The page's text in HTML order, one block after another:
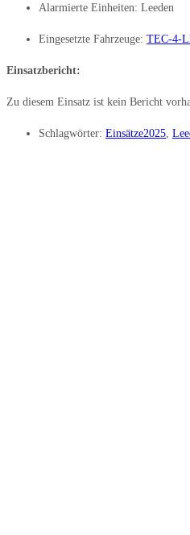
Alarmierte Einheiten: Leeden
Eingesetzte Fahrzeuge: TEC-4-
Einsatzbericht:
Zu diesem Einsatz ist kein Bericht
Schlagwörter: Einsätze2025